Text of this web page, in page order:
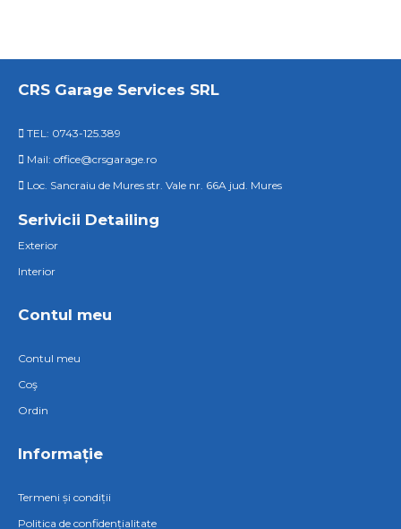
CRS Garage Services SRL
TEL: 0743-125.389
Mail: office@crsgarage.ro
Loc. Sancraiu de Mures str. Vale nr. 66A jud. Mures
Serivicii Detailing
Exterior
Interior
Contul meu
Contul meu
Coş
Ordin
Informație
Termeni și condiții
Politica de confidențialitate